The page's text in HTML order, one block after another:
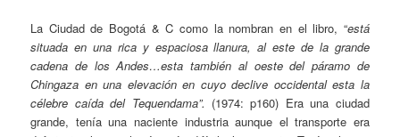
La Ciudad de Bogotá & C como la nombran en el libro, “está
situada en una rica y espaciosa llanura, al este de la grande
cadena de los Andes…esta también al oeste del páramo de
Chingaza en una elevación en cuyo declive occidental esta la
célebre caída del Tequendama”. (1974: p160) Era una ciudad
grande, tenía una naciente industria aunque el transporte era